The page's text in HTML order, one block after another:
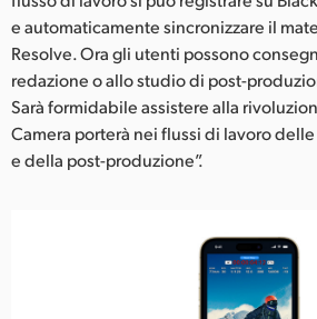
e automaticamente sincronizzare il
Resolve. Ora gli utenti possono
redazione o allo studio di post-
Sarà formidabile assistere alla
Camera porterà nei flussi di lavoro delle
e della post-produzione”.